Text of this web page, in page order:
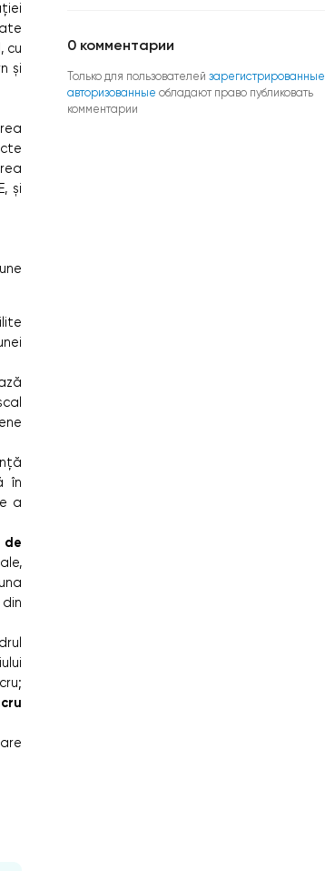
cu
și
și
în
a
de
0 комментарии
Только для пользователей зарегистрированные
авторизованные обладают право публиковать
комментарии